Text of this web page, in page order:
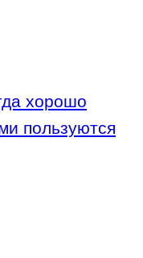
хорошо
пользуются